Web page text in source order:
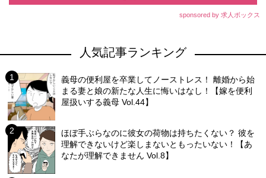
sponsored by 求人ボックス
人気記事ランキング
義母の便利屋を卒業してノーストレス！ 離婚から始
まる妻と娘の新たな人生に悔いはなし！【嫁を便利
屋扱いする義母 Vol.44】
ほぼ手ぶらなのに彼女の荷物は持ちたくない？ 彼を
理解できないけど楽しまないともったいない！【あ
なたが理解できません Vol.8】